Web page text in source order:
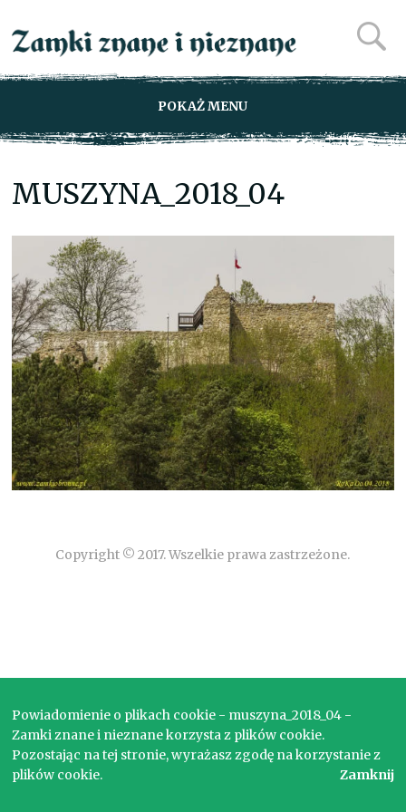
POKAŻ MENU
MUSZYNA_2018_04
Copyright © 2017. Wszelkie prawa zastrzeżone.
Powiadomienie o plikach cookie - muszyna_2018_04 -
Zamki znane i nieznane korzysta z plików cookie.
Pozostając na tej stronie, wyrażasz zgodę na korzystanie z
plików cookie.
Zamknij